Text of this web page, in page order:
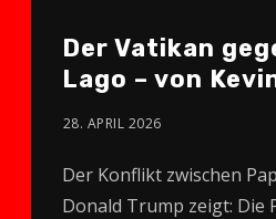
Der Vatikan
Lago – von
28. APRIL 2026
Der Konflikt zwischen
Donald Trump zeigt: Die